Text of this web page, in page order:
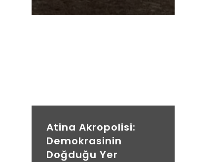
Atina Akropolisi:
Demokrasinin
Doğduğu Yer